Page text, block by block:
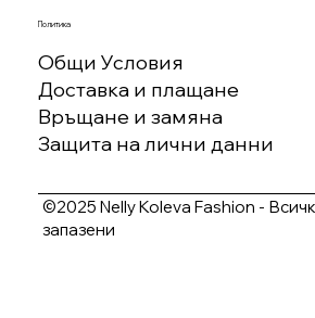
Политика
Общи Условия
Доставка и плащане
Връщане и замяна
Защита на лични данни
©2025 Nelly Koleva Fashion -
запазени